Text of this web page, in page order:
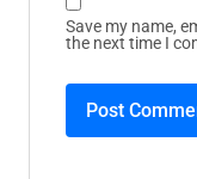
Save my name,
the next time I